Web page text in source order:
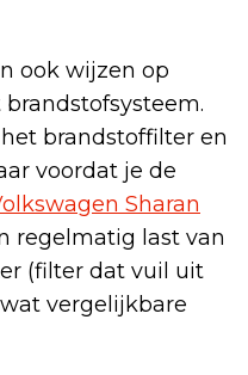
ook wijzen op
brandstoffilter en
voordat je de
Sharan
regelmatig last van
(filter dat vuil uit
vergelijkbare